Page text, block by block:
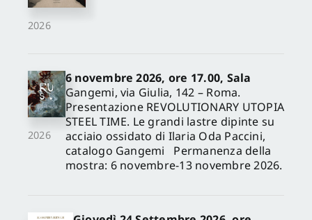
2026
2026
6 novembre 2026, ore 17.00, Sala
Gangemi, via Giulia, 142 – Roma.
Presentazione REVOLUTIONARY UTOPIA
STEEL TIME. Le grandi lastre dipinte su
acciaio ossidato di Ilaria Oda Paccini,
catalogo Gangemi Permanenza della
mostra: 6 novembre-13 novembre 2026.